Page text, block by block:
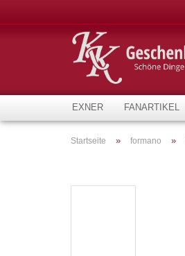
EXNER FANARTIKEL
Startseite » formano »